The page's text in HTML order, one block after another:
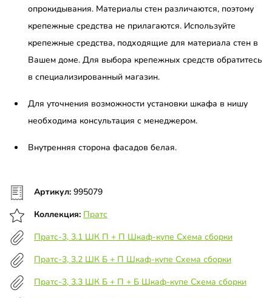
опрокидывания. Материалы стен различаются, поэтому
крепежные средства не прилагаются. Используйте
крепежные средства, подходящие для материала стен в
Вашем доме. Для выбора крепежных средств обратитесь
в специализированный магазин.
Для уточнения возможности установки шкафа в нишу
необходима консультация с менеджером.
Внутренняя сторона фасадов белая.
Артикул: 995079
Коллекция: Пратс
Пратс-3, 3.1 ШК П + П Шкаф-купе Схема сборки
Пратс-3, 3.2 ШК Б + П Шкаф-купе Схема сборки
Пратс-3, 3.3 ШК Б + П + Б Шкаф-купе Схема сборки